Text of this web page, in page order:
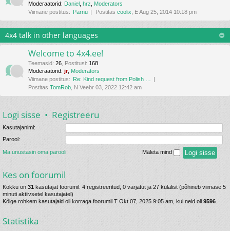
Moderaatorid: Daniel hrz
Moderators
Viimane postitus: Pärnu Postitas coolix , E Aug 25, 2014 10:18 pm
4x4 talk in other languages
Welcome to 4x4.ee!
Teemasid: 26 Postitusi: 168
Moderaatorid: jr, Moderators
Viimane postitus: Re: Kind request from Polish …
Postitas TomRob , N Veebr 03, 2022 12:42 am
Logi sisse • Registreeru
Kasutajanimi:
Parool:
Ma unustasin oma parooli Mäleta mind
Kes on foorumil
Kokku on 31 kasutajat foorumil: 4 registreeritud, 0 varjatut ja 27 külalist (põhineb viimase 5
minuti aktiivsetel kasutajatel)
Kõige rohkem kasutajaid oli korraga foorumil T Okt 07, 2025 9:05 am, kui neid oli 9596
Statistika